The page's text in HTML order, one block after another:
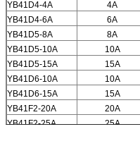
YB41D4-4A 4A
YB41D4-6A
6A
YB41D5-8A
8A
YB41D5-10A
10A
YB41D5-15A
15A
YB41D6-10A
10A
YB41D6-15A
15A
YB41F2-20A
20A
YB41F2-25A
25A